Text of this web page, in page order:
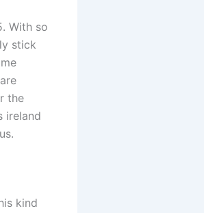
With so
stick
the
ireland
kind